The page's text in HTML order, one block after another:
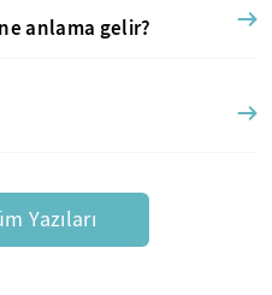
anlama gelir?
Yazıları